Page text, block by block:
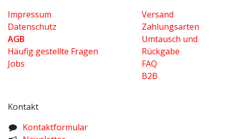
Impressum
Datenschutz
AGB
Häufig gestellte Fragen
Jobs
Versand
Zahlungsarten
Umtausch und
Rückgabe
FAQ
B2B
Kontakt
K​ontaktformular